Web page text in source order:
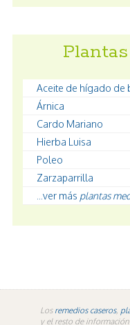
Aceite de hígado de
Árnica
Cardo Mariano
Hierba Luisa
Poleo
Zarzaparrilla
...ver más plantas
Los remedios caseros,
y el resto de